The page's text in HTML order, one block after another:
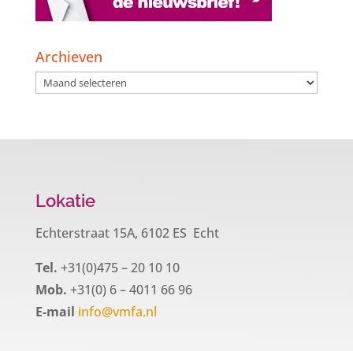
Archieven
Archieven
Lokatie
Echterstraat 15A, 6102 ES Echt
Tel. +31(0)475 – 20 10 10
Mob. +31(0) 6 – 4011 66 96
E-mail info@vmfa.nl